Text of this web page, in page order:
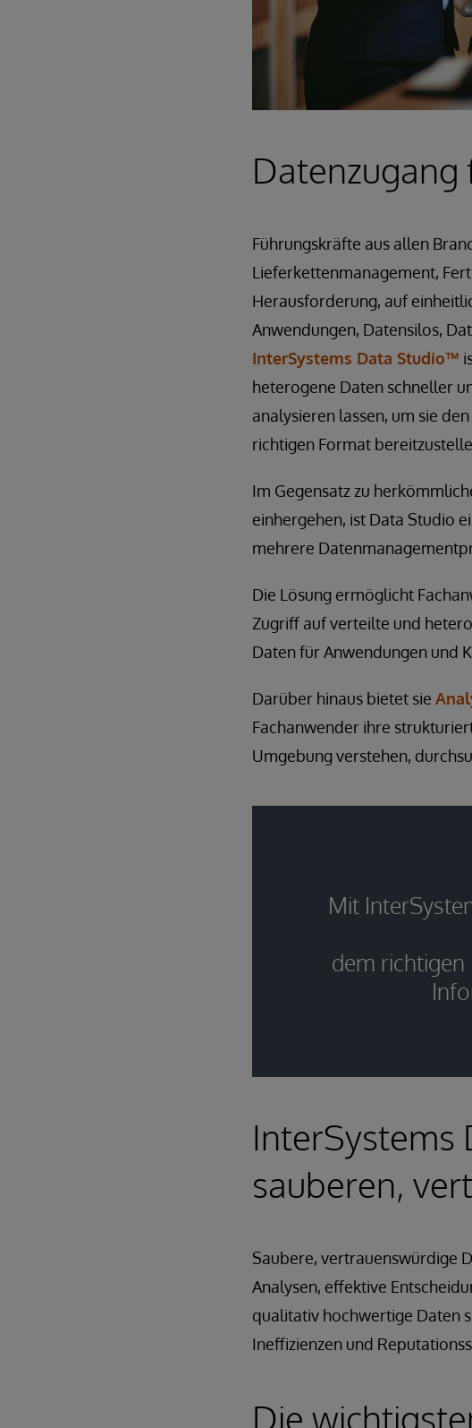
Führungskräfte aus allen
Lieferkettenmanagement,
Herausforderung, auf
Anwendungen, Datensilos,
InterSystems Data Studio™
heterogene Daten schneller
analysieren lassen, um sie
richtigen Format
Im Gegensatz zu
einhergehen, ist Data Studio
mehrere
Die Lösung ermöglicht
Zugriff auf verteilte und
Daten für Anwendungen und
Darüber hinaus bietet sie
Fachanwender ihre
Umgebung verstehen,
Mit
dem richtigen
InterSystems
sauberen,
Saubere, vertrauenswürdige
Analysen, effektive
qualitativ hochwertige Daten
Ineffizienzen und
Die